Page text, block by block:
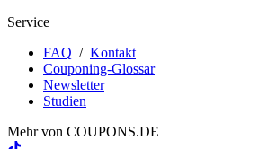
Service
FAQ / Kontakt
Couponing-Glossar
Newsletter
Studien
Mehr von COUPONS.DE